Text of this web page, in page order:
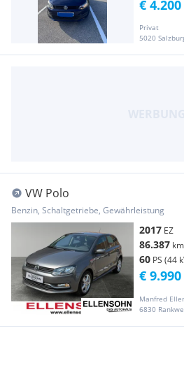
Privat
5020
€ 4.200
VW Polo
Benzin, Schaltgetriebe, Gewährleistung
2017 EZ
86.387 km
60 PS (44
Manfred
6830
€ 9.990